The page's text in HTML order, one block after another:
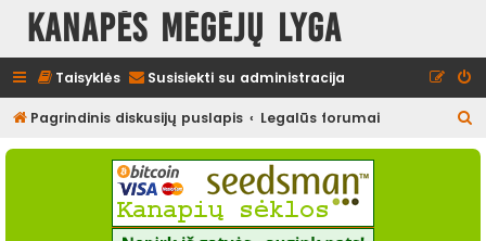
Kanapės mėgėjų lyga
Taisyklės Susisiekti su administracija
Pagrindinis diskusijų puslapis Legalūs forumai
e